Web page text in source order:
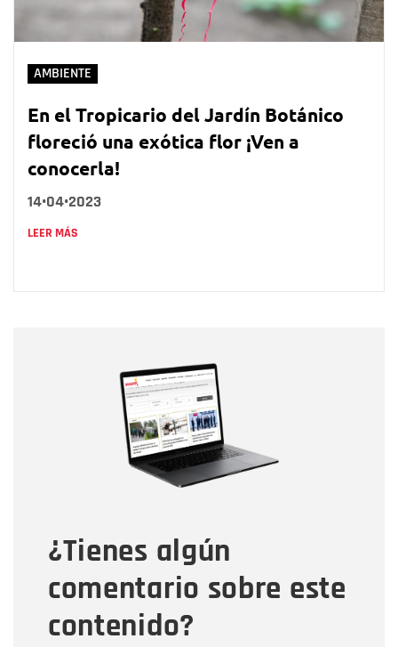
AMBIENTE
En el Tropicario del Jardín Botánico
floreció una exótica flor ¡Ven a
conocerla!
14•04•2023
LEER MÁS
¿Tienes algún
comentario sobre este
contenido?
Correo electrónico
Tipo de comentario
Mensaje